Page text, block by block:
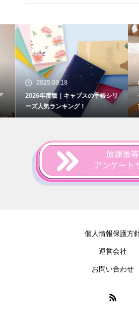
2025.09.18
2026年度版｜キャプスの手帳シリ
ーズ人気ランキング！
ケ
前
個人情報保護方
運営会社
お問い合わせ